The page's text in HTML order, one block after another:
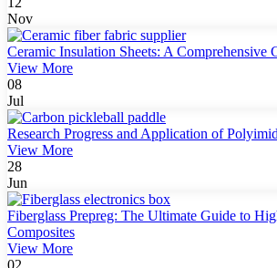
Nov
Ceramic Insulation Sheets: A Comprehensive
View More
08
Jul
Research Progress and Application of
View More
28
Jun
Fiberglass Prepreg: The Ultimate Guide to
Composites
View More
02